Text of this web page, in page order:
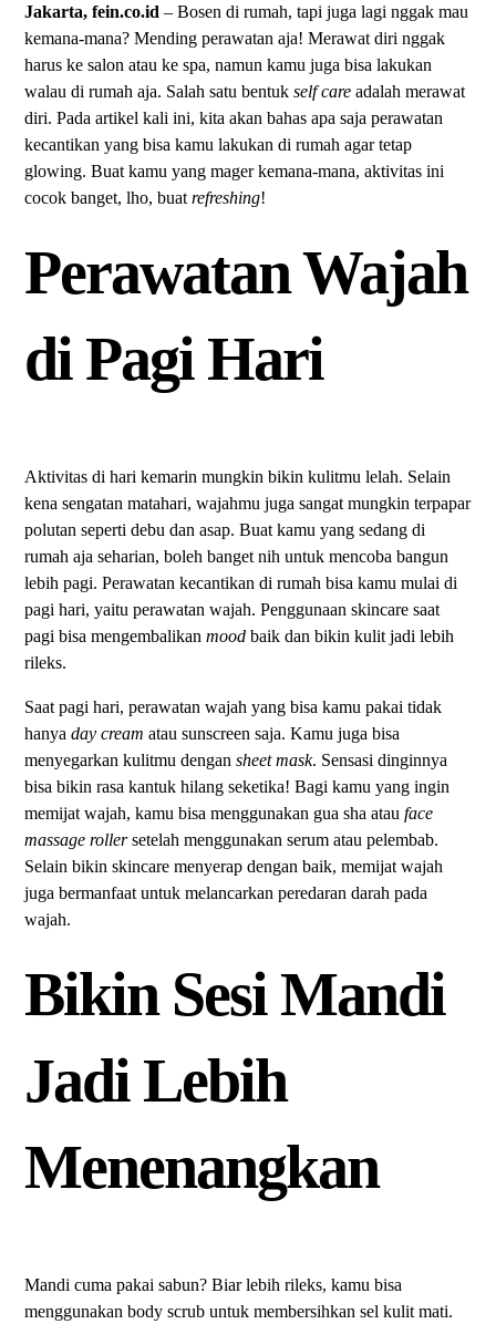
Jakarta, fein.co.id – Bosen di rumah, tapi juga lagi nggak mau
kemana-mana? Mending perawatan aja! Merawat diri nggak
harus ke salon atau ke spa, namun kamu juga bisa lakukan
walau di rumah aja. Salah satu bentukself care adalah merawat
diri. Pada artikel kali ini, kita akan bahas apa saja perawatan
kecantikan yang bisa kamu lakukan di rumah agar tetap
glowing. Buat kamu yang mager kemana-mana, aktivitas ini
cocok banget, lho, buatrefreshing!
Perawatan Wajah
di Pagi Hari
Aktivitas di hari kemarin mungkin bikin kulitmu lelah. Selain
kena sengatan matahari, wajahmu juga sangat mungkin terpapar
polutan seperti debu dan asap. Buat kamu yang sedang di
rumah aja seharian, boleh banget nih untuk mencoba bangun
lebih pagi. Perawatan kecantikan di rumah bisa kamu mulai di
pagi hari, yaitu perawatan wajah. Penggunaan skincare saat
pagi bisa mengembalikanmoodbaik dan bikin kulit jadi lebih
rileks.
Saat pagi hari, perawatan wajah yang bisa kamu pakai tidak
hanyaday cream atau sunscreen saja. Kamu juga bisa
menyegarkan kulitmu dengansheet mask. Sensasi dinginnya
bisa bikin rasa kantuk hilang seketika! Bagi kamu yang ingin
memijat wajah, kamu bisa menggunakan gua sha atauface
massage rollersetelah menggunakan serum atau pelembab.
Selain bikin skincare menyerap dengan baik, memijat wajah
juga bermanfaat untuk melancarkan peredaran darah pada
wajah.
Bikin Sesi Mandi
Jadi Lebih
Menenangkan
Mandi cuma pakai sabun? Biar lebih rileks, kamu bisa
menggunakan body scrub untuk membersihkan sel kulit mati.